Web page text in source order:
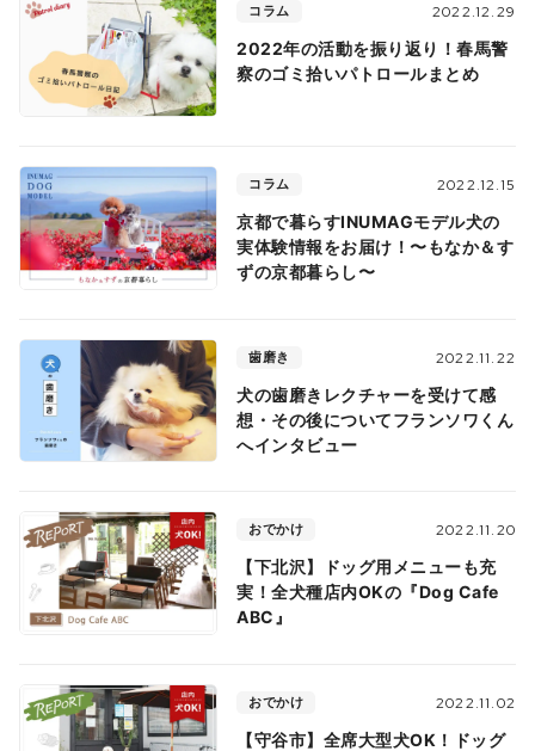
コラム 2022.12.29
2022年の活動を振り返り！春馬警
察のゴミ拾いパトロールまとめ
コラム 2022.12.15
京都で暮らすINUMAGモデル犬の
実体験情報をお届け！〜もなか＆す
ずの京都暮らし〜
歯磨き 2022.11.22
犬の歯磨きレクチャーを受けて感
想・その後についてフランソワくん
へインタビュー
おでかけ 2022.11.20
【下北沢】ドッグ用メニューも充
実！全犬種店内OKの『Dog Cafe
ABC』
おでかけ 2022.11.02
【守谷市】全席大型犬OK！ドッグ